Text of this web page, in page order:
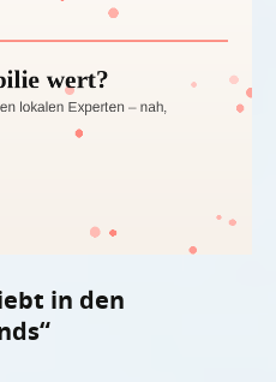
in den